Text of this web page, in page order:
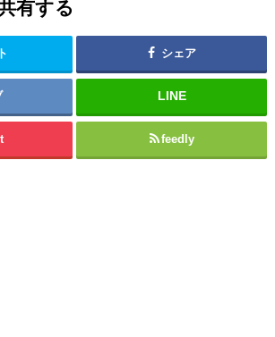
有する
シェア
feedly